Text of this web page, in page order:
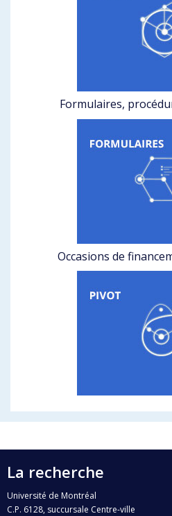
Formulaires,
Occasions de
La recherche
Université de Montréal
C.P. 6128, succursale Centre-ville